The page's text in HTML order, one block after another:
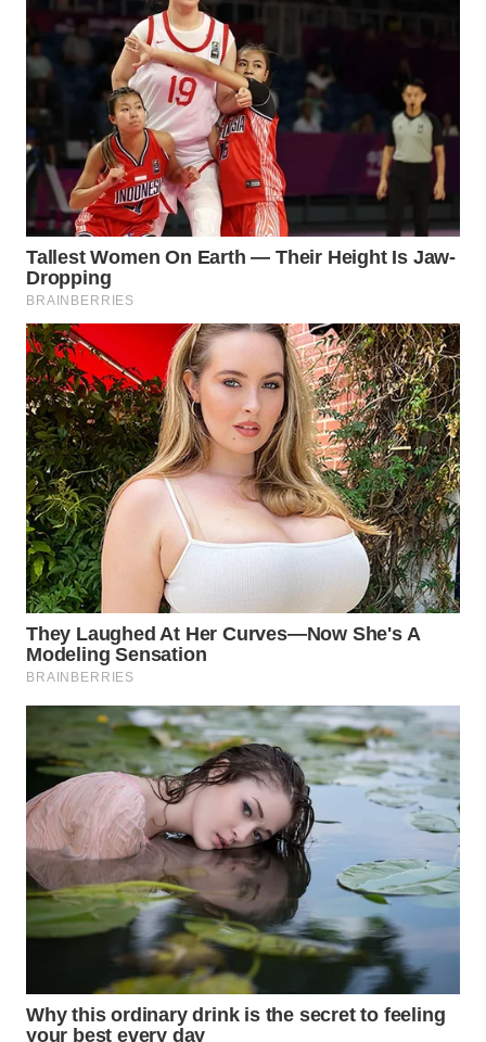
BINJAI
WN
WN
INDRAMAYU
WN
KUNINGAN
WN
MAJALENGKA
WN
SUBANG
WN
SUKABUMI
WN
PURWAKARTA
WN
PRIANGAN
TIMUR
WN
SEMARANG
WN
SOLO
WN
BOROBUDUR
MADURA